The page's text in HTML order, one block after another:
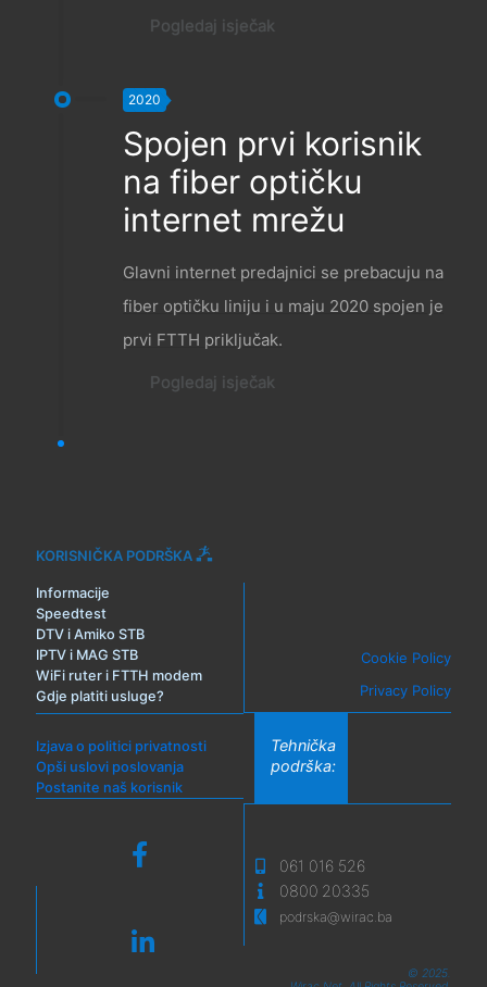
Pogledaj isječak
2020
Spojen prvi korisnik
na fiber optičku
internet mrežu
Glavni internet predajnici se prebacuju na
fiber optičku liniju i u maju 2020 spojen je
prvi FTTH priključak.
Pogledaj isječak
KORISNIČKA PODRŠKA
Informacije
Speedtest
DTV i Amiko STB
IPTV i MAG STB
WiFi ruter i FTTH modem
Gdje platiti usluge?
Cookie Policy
Privacy Policy
Izjava o politici privatnosti
Opši uslovi poslovanja
Postanite naš korisnik
Tehnička
podrška:
061 016 526
0800 20335
podrska@wirac.ba
© 2025.